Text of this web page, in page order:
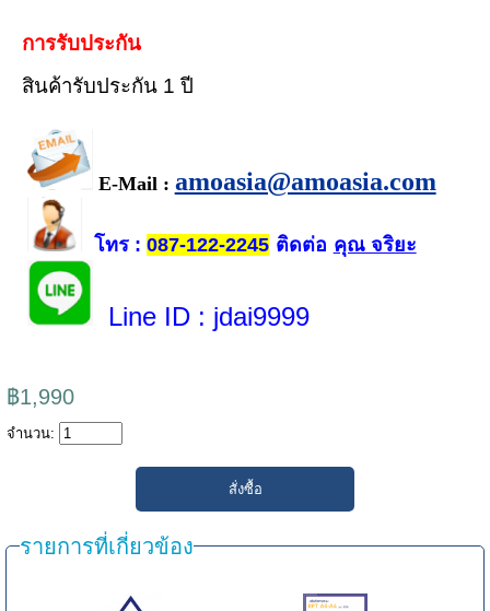
การรับประกัน
สินค้ารับประกัน 1 ปี
E-Mail : amoasia@amoasia.com
โทร: 087-122-2245ติดต่อ คุณ จริยะ
Line ID : jdai9999
฿1,990
จำนวน:
รายการที่เกี่ยวข้อง